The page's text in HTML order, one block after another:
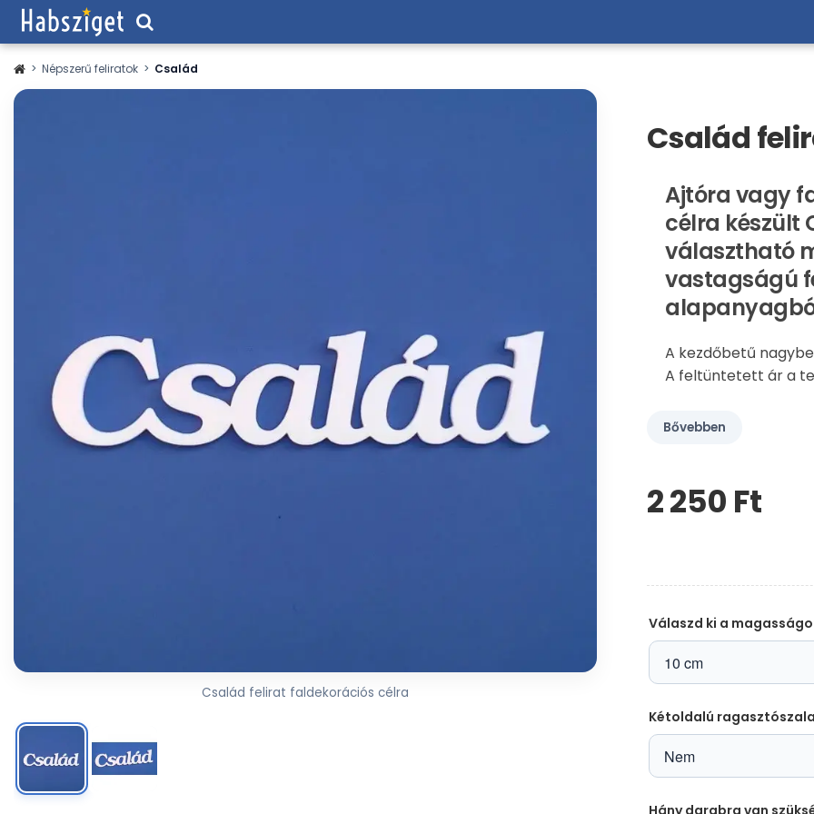
> Népszerű feliratok > Család
Család felirat faldekorációs célra
Család
Ajtóra vagy
célra készült
választható
vastagságú
A kezdőbetű
A feltüntetett ár a
Bővebben
Kérem,
hagyja
2 250 Ft‎
Válaszd ki a
Kétoldalú
Hány darabra van